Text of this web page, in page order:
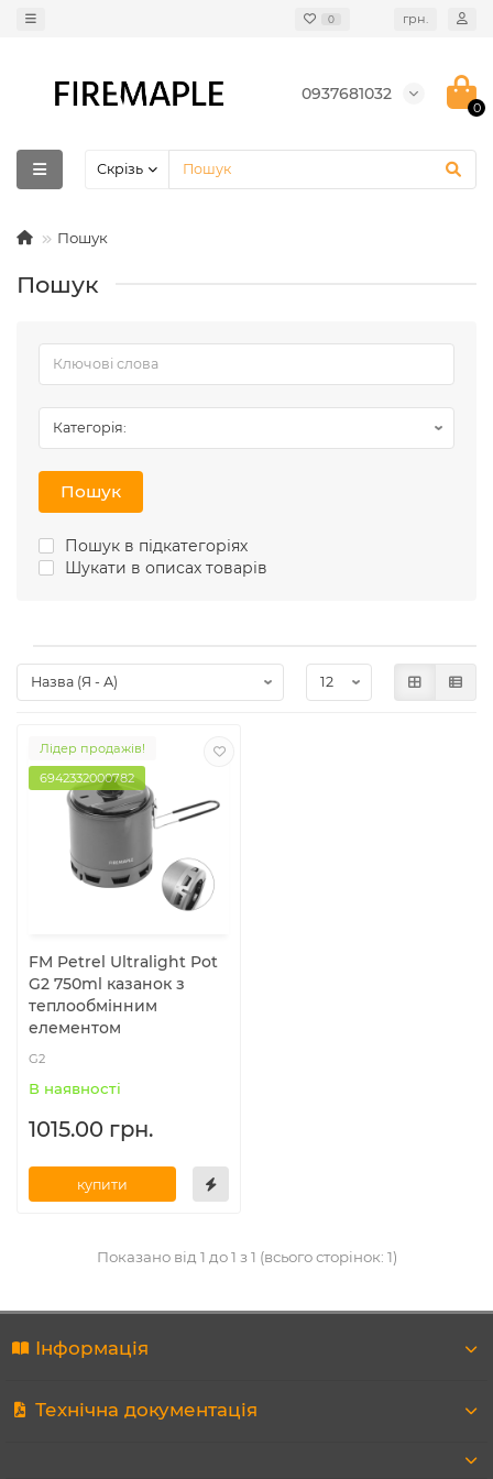
0 грн.
0937681032
0
Скрізь
Пошук
Пошук
Пошук
Пошук в підкатегоріях
Шукати в описах товарів
Лідер продажів!
6942332000782
FM Petrel Ultralight Pot
G2 750ml казанок з
теплообмінним
елементом
G2
В наявності
1015.00 грн.
купити
Показано від 1 до 1 з 1 (всього сторінок: 1)
Інформація
Технічна документація